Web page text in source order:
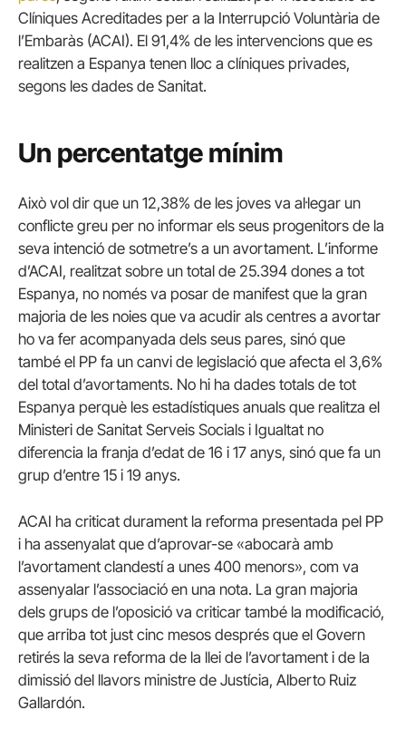
Clíniques Acreditades per a la Interrupció Voluntària de
l’Embaràs (ACAI). El 91,4% de les intervencions que es
realitzen a Espanya tenen lloc a clíniques privades,
segons les dades de Sanitat.
Un percentatge mínim
Això vol dir que un 12,38% de les joves va al·legar un
conflicte greu per no informar els seus progenitors de la
seva intenció de sotmetre’s a un avortament. L’informe
d’ACAI, realitzat sobre un total de 25.394 dones a tot
Espanya, no només va posar de manifest que la gran
majoria de les noies que va acudir als centres a avortar
ho va fer acompanyada dels seus pares, sinó que
també el PP fa un canvi de legislació que afecta el 3,6%
del total d’avortaments. No hi ha dades totals de tot
Espanya perquè les estadístiques anuals que realitza el
Ministeri de Sanitat Serveis Socials i Igualtat no
diferencia la franja d’edat de 16 i 17 anys, sinó que fa un
grup d’entre 15 i 19 anys.
ACAI ha criticat durament la reforma presentada pel PP
i ha assenyalat que d’aprovar-se «abocarà amb
l’avortament clandestí a unes 400 menors», com va
assenyalar l’associació en una nota. La gran majoria
dels grups de l’oposició va criticar també la modificació,
que arriba tot just cinc mesos després que el Govern
retirés la seva reforma de la llei de l’avortament i de la
dimissió del llavors ministre de Justícia, Alberto Ruiz
Gallardón.